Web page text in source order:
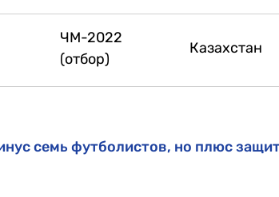
ЧМ-2022
(отбор)
Казахстан
семь футболистов, но плюс